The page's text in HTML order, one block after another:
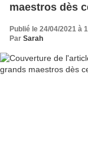
maestros dès
Publié le 24/04/2021 à
Par Sarah